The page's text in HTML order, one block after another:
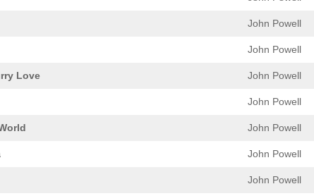
John Powell
John Powell
Love John Powell
John Powell
John Powell
John Powell
John Powell